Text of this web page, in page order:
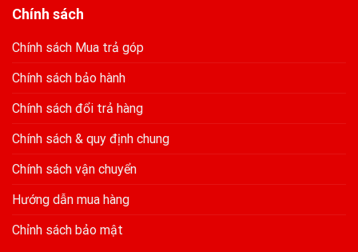
Chính sách
Chính sách Mua trả góp
Chính sách bảo hành
Chính sách đổi trả hàng
Chính sách & quy định chung
Chính sách vận chuyển
Hướng dẫn mua hàng
Chỉnh sách bảo mật